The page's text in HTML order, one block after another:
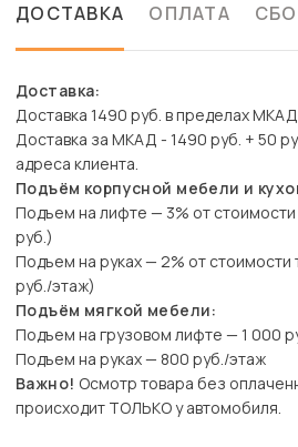
ДОСТАВКА ОПЛАТА
Доставка:
Доставка 1490 руб. в пределах МКАД
Доставка за МКАД - 1490 руб. + 50
адреса клиента.
Подъём корпусной мебели и
Подъем на лифте — 3% от
руб.)
Подъем на руках — 2% от
руб./этаж)
Подъём мягкой мебели:
Подъем на грузовом лифте — 1 000
Подъем на руках — 800 руб./этаж
Важно! Осмотр товара без
происходит ТОЛЬКО у автомобиля.